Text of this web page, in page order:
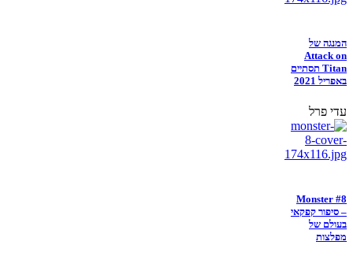
המנגה של
Attack on
Titan תסתיים
באפריל 2021
עדי פרל
Monster #8
– סיפור קפקאי
בעולם של
מפלצות